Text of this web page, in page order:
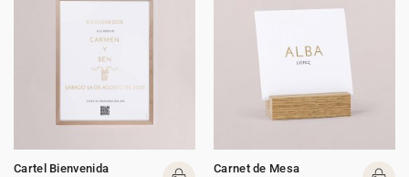
Cartel Bienvenida
Carnet de Mesa